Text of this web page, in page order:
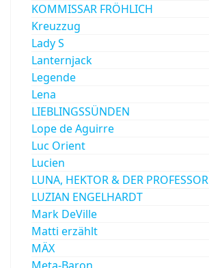
KOMMISSAR FRÖHLICH
Kreuzzug
Lady S
Lanternjack
Legende
Lena
LIEBLINGSSÜNDEN
Lope de Aguirre
Luc Orient
Lucien
LUNA, HEKTOR & DER PROFESSOR
LUZIAN ENGELHARDT
Mark DeVille
Matti erzählt
MÄX